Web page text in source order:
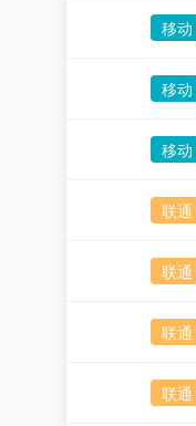
移动
移动
移动
联通
联通
联通
联通